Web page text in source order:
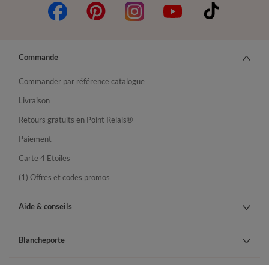
Commande
Commander par référence catalogue
Livraison
Retours gratuits en Point Relais®
Paiement
Carte 4 Etoiles
(1) Offres et codes promos
Aide & conseils
Blancheporte